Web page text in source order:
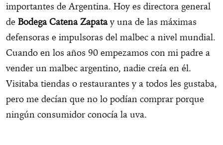
importantes de Argentina. Hoy es directora general
de Bodega Catena Zapatay una de las máximas
defensoras e impulsoras del malbec a nivel mundial.
Cuando en los años 90 empezamos con mi padre a
vender un malbec argentino, nadie creía en él.
Visitaba tiendas o restaurantes y a todos les gustaba,
pero me decían que no lo podían comprar porque
ningún consumidor conocía la uva.